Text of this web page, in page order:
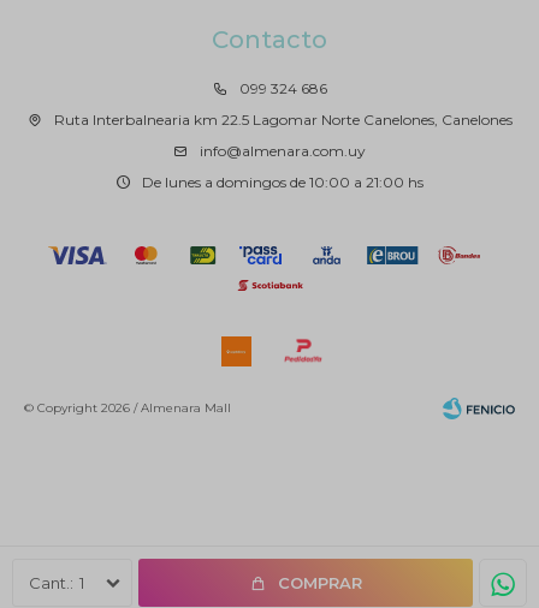
1 COMPRAR
Contacto
099 324 686
Ruta Interbalnearia km 22.5 Lagomar Norte Canelones, Canelones
info@almenara.com.uy
De lunes a domingos de 10:00 a 21:00 hs
© Copyright 2026 / Almenara Mall